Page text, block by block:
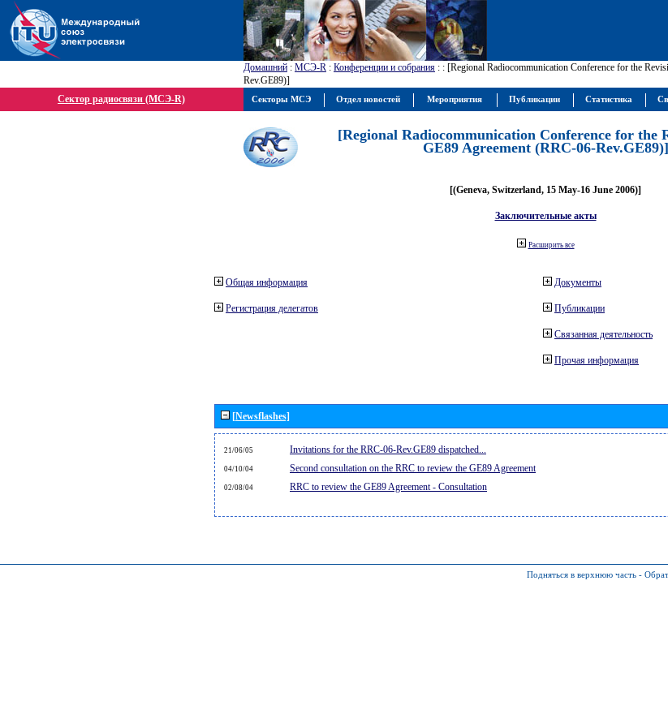
Домашний : МСЭ-R : Конференции и собрания : : [Regional Radiocommunication Conference for the
Rev.GE89)]
Сектор радиосвязи (МСЭ-R)
[Regional Radiocommunication Conference for the
GE89 Agreement (RRC-06-Rev.GE89)]
[(Geneva, Switzerland, 15 May-16 June 2006)]
Заключительные акты
Расширить все
Общая информация
Регистрация делегатов
Документы
Публикации
Связанная деятельность
Прочая информация
[Newsflashes]
21/06/05 Invitations for the RRC-06-Rev.GE89 dispatched...
04/10/04 Second consultation on the RRC to review the GE89 Agreement
02/08/04 RRC to review the GE89 Agreement - Consultation
Подняться в верхнюю часть -
Секторы МСЭ Отдел новостей Мероприятия Публикации Статистика